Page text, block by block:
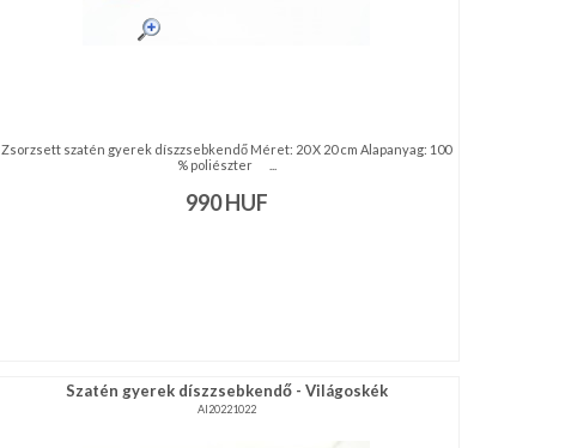
Zsorzsett szatén gyerek díszzsebkendő Méret: 20 X 20 cm Alapanyag: 100
% poliészter ...
990HUF
Szatén gyerek díszzsebkendő - Világoskék
AI20221022